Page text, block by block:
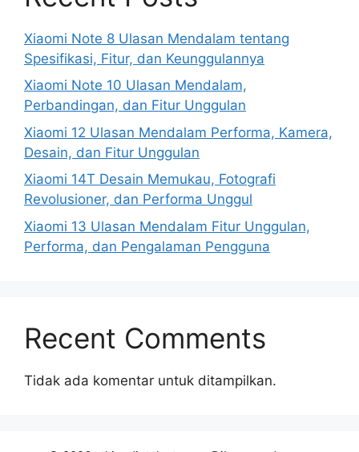
Xiaomi Note 8 Ulasan Mendalam tentang
Spesifikasi, Fitur, dan Keunggulannya
Xiaomi Note 10 Ulasan Mendalam,
Perbandingan, dan Fitur Unggulan
Xiaomi 12 Ulasan Mendalam Performa, Kamera,
Desain, dan Fitur Unggulan
Xiaomi 14T Desain Memukau, Fotografi
Revolusioner, dan Performa Unggul
Xiaomi 13 Ulasan Mendalam Fitur Unggulan,
Performa, dan Pengalaman Pengguna
Recent Comments
Tidak ada komentar untuk ditampilkan.